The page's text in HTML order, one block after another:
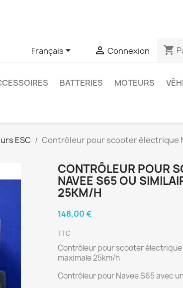
Français  Connexion shopping_cart
BATTERIES MOTEURS
ESC
Contrôleur pour scooter électrique
CONTRÔLEUR POUR
NAVEE S65 OU
25KM/H
148,00 €
TTC
Contrôleur pour scooter
maximale 25km/h
Contrôleur pour Navee S65 avec